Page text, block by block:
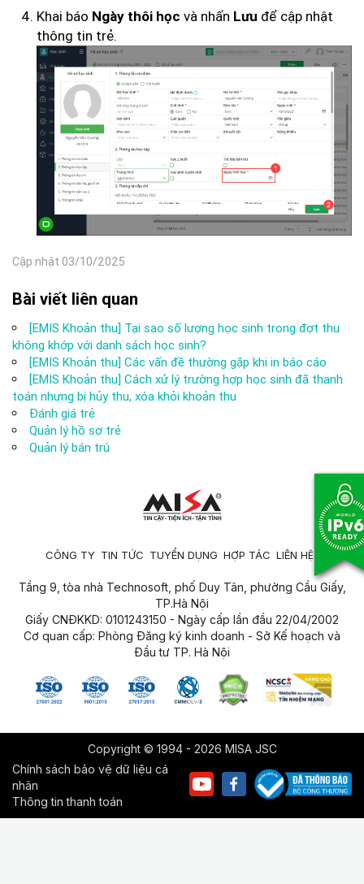
Khai báo Ngày thôi học và nhấn Lưu để cập nhật
thông tin trẻ.
Cập nhật 03/10/2025
Bài viết liên quan
[EMIS Khoản thu] Tại sao số lượng học sinh trong đợt thu
không khớp với danh sách học sinh?
[EMIS Khoản thu] Các vấn đề thường gặp khi in báo cáo
[EMIS Khoản thu] Cách xử lý trường hợp học sinh đã thanh
toán nhưng bị hủy thu, xóa khỏi khoản thu
Đánh giá trẻ
Quản lý hồ sơ trẻ
Quản lý bán trú
CÔNG TY TIN TỨC TUYỂN DỤNG HỢP TÁC LIÊN HỆ
Tầng 9, tòa nhà Technosoft, phố Duy Tân, phường Cầu Giấy,
TP.Hà Nội
Giấy CNĐKKD: 0101243150 - Ngày cấp lần đầu 22/04/2002
Cơ quan cấp: Phòng Đăng ký kinh doanh - Sở Kế hoạch và
Đầu tư TP. Hà Nội
Copyright © 1994 - 2026 MISA JSC
Chính sách bảo vệ dữ liệu cá
nhân
Thông tin thanh toán